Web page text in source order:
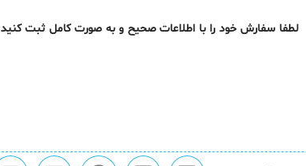
لطفا سفارش خود را با اطلاعات صحیح و به صورت کامل ثبت کنید